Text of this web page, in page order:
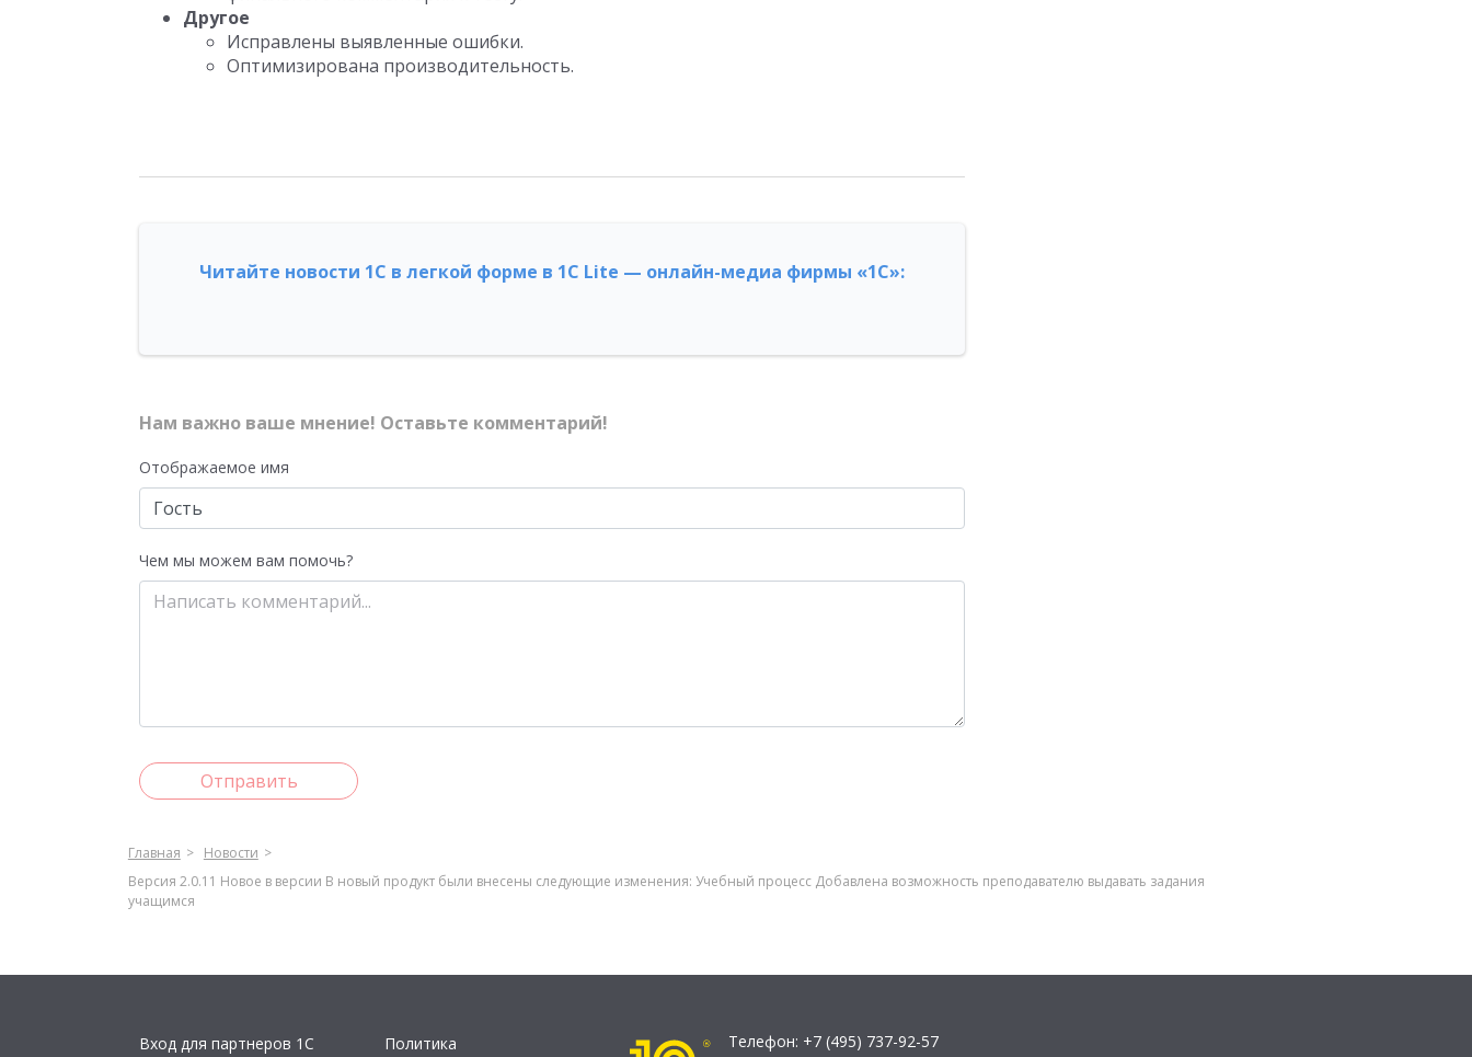
Другое
Исправлены выявленные ошибки.
Оптимизирована производительность.
Читайте новости 1С в легкой форме в 1С Lite — онлайн-медиа фирмы «1С»:
Нам важно ваше мнение! Оставьте комментарий!
Отображаемое имя
Чем мы можем вам помочь?
Отправить
Главная
Новости
Версия 2.0.11 Новое в версии В новый продукт были внесены следующие изменения: Учебный процесс Добавлена возможность преподавателю выдавать задания
учащимся
Вход для партнеров 1С
Политика
Телефон: +7 (495) 737-92-57